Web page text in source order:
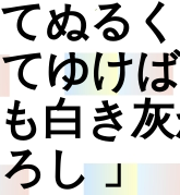
ぬるく
ゆけば
き灰
し 」